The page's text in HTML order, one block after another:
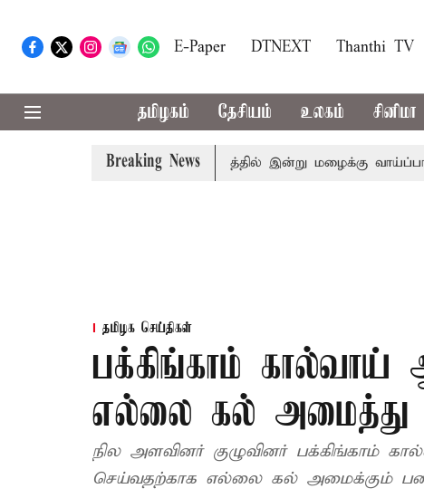
E-Paper DTNEXT Thanthi TV
தமிழகம் தேசியம் உலகம் சினிமா
Breaking Newsதமிழகத்தில் இன்று மழைக்கு
தமிழக செய்திகள்
பக்கிங்காம் கால்வாய்
எல்லை கல் அமைத்து
நில அளவினர் குழுவினர் பக்கிங்காம்
செய்வதற்காக எல்லை கல் அமைக்கும்